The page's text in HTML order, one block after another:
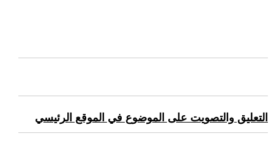
التعليق والتصويت على الموضوع في الموقع الرئيسي